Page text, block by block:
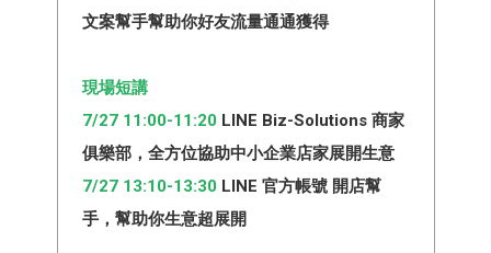
文案幫手幫助你好友流量通通獲得
現場短講
7/27 11:00-11:20 LINE Biz-Solutions 商家
俱樂部​，全方位協助中小企業店家展開生意
7/27 13:10-13:30 LINE 官方帳號 開店幫
手，幫助你生意超展開